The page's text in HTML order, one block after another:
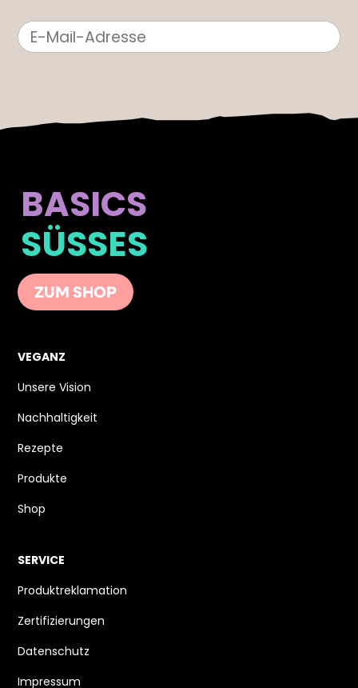
BASICS
SÜSSES
ZUM SHOP
VEGANZ
Unsere Vision
Nachhaltigkeit
Rezepte
Produkte
Shop
SERVICE
Produktreklamation
Zertifizierungen
Datenschutz
Impressum